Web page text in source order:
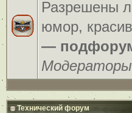
Разрешены
юмор,
—
Технический форум